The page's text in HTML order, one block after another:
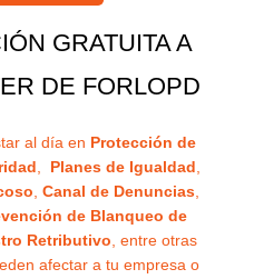
GRATUITA A
DE FORLOPD
al día en Protección de
, Planes de Igualdad,
, Canal de Denuncias,
de Blanqueo de
Retributivo, entre otras
afectar a tu empresa o